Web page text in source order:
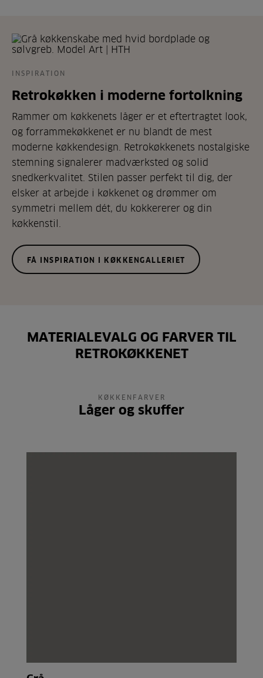
INSPIRATION
Retrokøkken i moderne fortolkning
Rammer om køkkenets låger er et eftertragtet look,
og forrammekøkkenet er nu blandt de mest
moderne køkkendesign. Retrokøkkenets nostalgiske
stemning signalerer madværksted og solid
snedkerkvalitet. Stilen passer perfekt til dig, der
elsker at arbejde i køkkenet og drømmer om
symmetri mellem dét, du kokkererer og din
køkkenstil.
FÅ INSPIRATION I KØKKENGALLERIET
MATERIALEVALG OG FARVER TIL
RETROKØKKENET
KØKKENFARVER
Låger og skuffer